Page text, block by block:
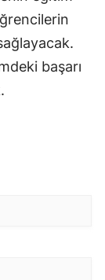
başarı